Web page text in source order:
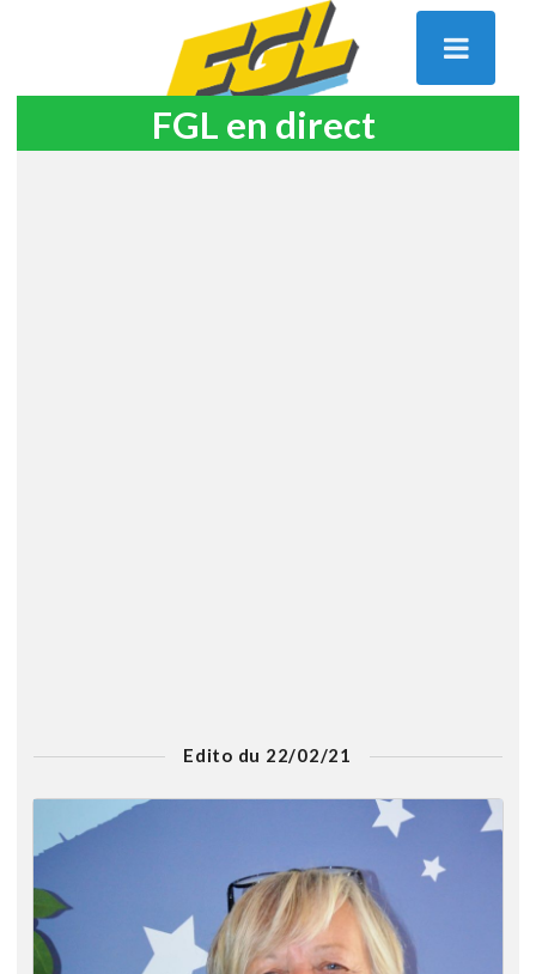
FGL en direct
Edito du 22/02/21